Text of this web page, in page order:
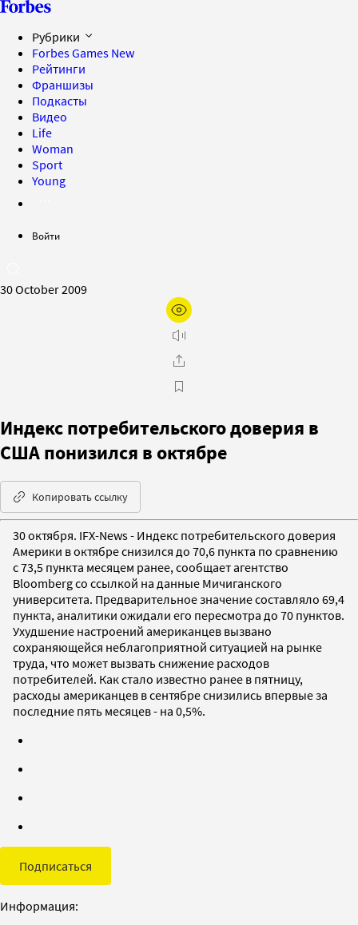
Рубрики
Forbes Games New
Рейтинги
Франшизы
Подкасты
Видео
Life
Woman
Sport
Young
Войти
30 October 2009
Индекс потребительского доверия в
США понизился в октябре
Копировать ссылку
30 октября. IFX-News - Индекс потребительского доверия
Америки в октябре снизился до 70,6 пункта по сравнению
с 73,5 пункта месяцем ранее, сообщает агентство
Bloomberg со ссылкой на данные Мичиганского
университета. Предварительное значение составляло 69,4
пункта, аналитики ожидали его пересмотра до 70 пунктов.
Ухудшение настроений американцев вызвано
сохраняющейся неблагоприятной ситуацией на рынке
труда, что может вызвать снижение расходов
потребителей. Как стало известно ранее в пятницу,
расходы американцев в сентябре снизились впервые за
последние пять месяцев - на 0,5%.
Подписаться
Информация: